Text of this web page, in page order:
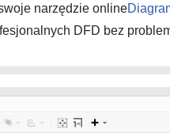
narzędzie online
DFD bez